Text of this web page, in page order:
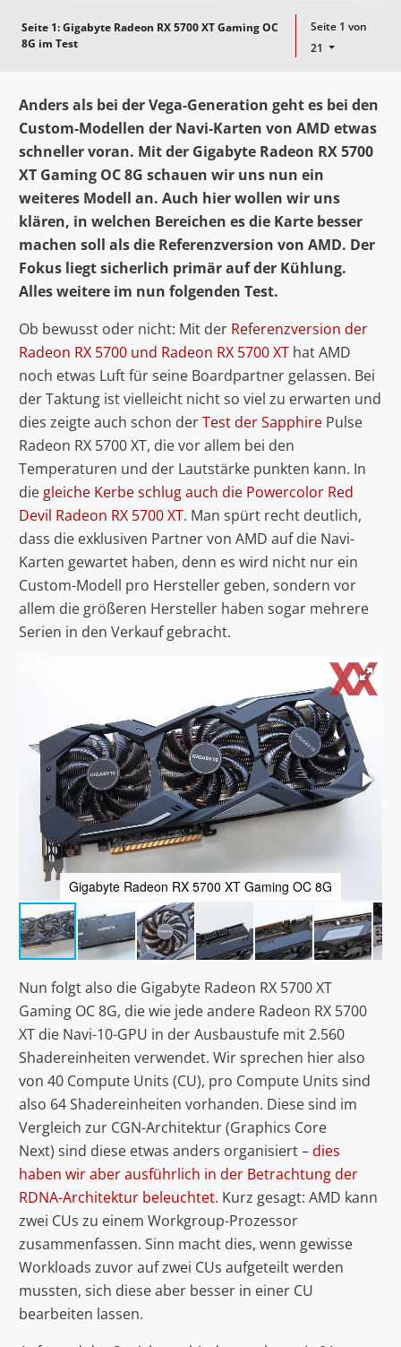
Seite 1:Gigabyte Radeon RX 5700 XT Gaming OC
8G im Test
Seite 1 von
21
Anders als bei der Vega-Generation geht es bei den
Custom-Modellen der Navi-Karten von AMD etwas
schneller voran. Mit der Gigabyte Radeon RX 5700
XT Gaming OC 8G schauen wir uns nun ein
weiteres Modell an. Auch hier wollen wir uns
klären, in welchen Bereichen es die Karte besser
machen soll als die Referenzversion von AMD. Der
Fokus liegt sicherlich primär auf der Kühlung.
Alles weitere im nun folgenden Test.
Ob bewusst oder nicht: Mit der Referenzversion der
Radeon RX 5700 und Radeon RX 5700 XT hat AMD
noch etwas Luft für seine Boardpartner gelassen. Bei
der Taktung ist vielleicht nicht so viel zu erwarten und
dies zeigte auch schon derTest derSapphire Pulse
Radeon RX 5700 XT, die vor allem bei den
Temperaturen und der Lautstärke punkten kann. In
die gleiche Kerbe schlug auch die Powercolor Red
Devil Radeon RX 5700 XT. Man spürt recht deutlich,
dass die exklusiven Partner von AMD auf die Navi-
Karten gewartet haben, denn es wird nicht nur ein
Custom-Modell pro Hersteller geben, sondern vor
allem die größeren Hersteller haben sogar mehrere
Serien in den Verkauf gebracht.
Gigabyte Radeon RX 5700 XT Gaming OC 8G
Nun folgt also die Gigabyte Radeon RX 5700 XT
Gaming OC 8G, die wie jede andere Radeon RX 5700
XT die Navi-10-GPU in der Ausbaustufe mit 2.560
Shadereinheiten verwendet. Wir sprechen hier also
von 40 Compute Units (CU), pro Compute Units sind
also 64 Shadereinheiten vorhanden. Diese sind im
Vergleich zur CGN-Architektur (Graphics Core
Next) sind diese etwas anders organisiert –dies
haben wir aber ausführlich in der Betrachtung der
RDNA-Architektur beleuchtet. Kurz gesagt: AMD kann
zwei CUs zu einem Workgroup-Prozessor
zusammenfassen. Sinn macht dies, wenn gewisse
Workloads zuvor auf zwei CUs aufgeteilt werden
mussten, sich diese aber besser in einer CU
bearbeiten lassen.